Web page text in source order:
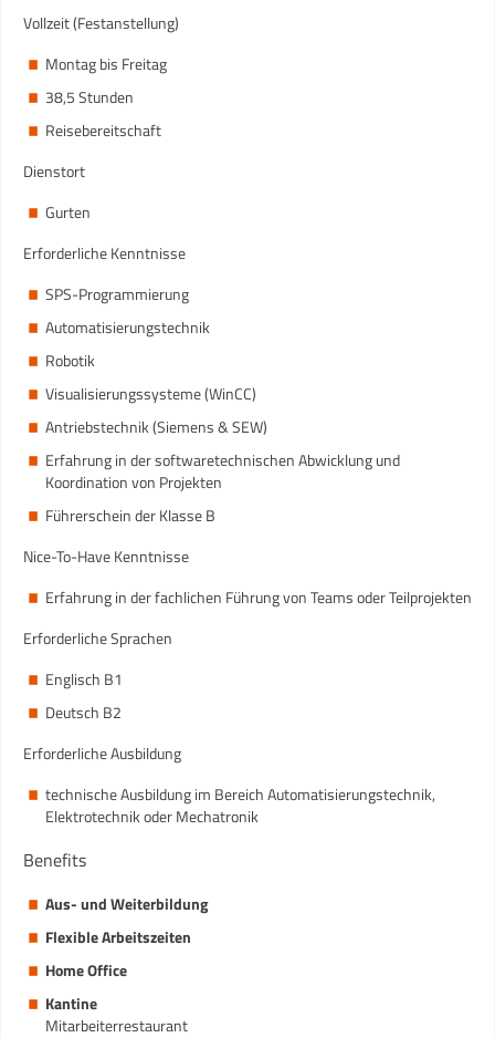
Vollzeit (Festanstellung)
Montag bis Freitag
38,5 Stunden
Reisebereitschaft
Dienstort
Gurten
Erforderliche Kenntnisse
SPS-Programmierung
Automatisierungstechnik
Robotik
Visualisierungssysteme (WinCC)
Antriebstechnik (Siemens & SEW)
Erfahrung in der softwaretechnischen Abwicklung und
Koordination von Projekten
Führerschein der Klasse B
Nice-To-Have Kenntnisse
Erfahrung in der fachlichen Führung von Teams oder Teilprojekten
Erforderliche Sprachen
Englisch B1
Deutsch B2
Erforderliche Ausbildung
technische Ausbildung im Bereich Automatisierungstechnik,
Elektrotechnik oder Mechatronik
Benefits
Aus- und Weiterbildung
Flexible Arbeitszeiten
Home Office
Kantine
Mitarbeiterrestaurant